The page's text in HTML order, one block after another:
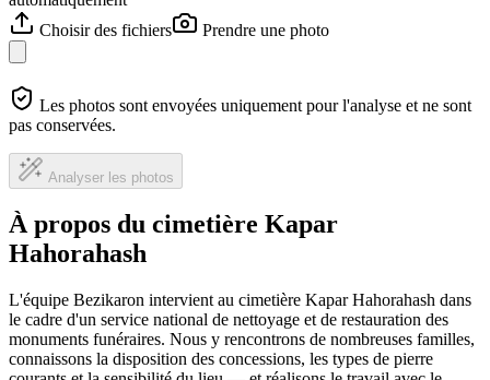
Choisir des fichiers
Prendre une photo
Les photos sont envoyées uniquement pour l'analyse et ne sont
pas conservées.
Analyser les photos
À propos du cimetière Kapar
Hahorahash
L'équipe Bezikaron intervient au cimetière Kapar Hahorahash dans
le cadre d'un service national de nettoyage et de restauration des
monuments funéraires. Nous y rencontrons de nombreuses familles,
connaissons la disposition des concessions, les types de pierre